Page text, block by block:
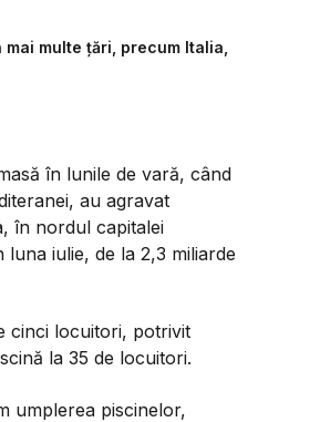
multe țări, precum Italia,
în lunile de vară, când
au agravat
în nordul capitalei
iulie, de la 2,3 miliarde
cinci locuitori, potrivit
la 35 de locuitori.
umplerea piscinelor,